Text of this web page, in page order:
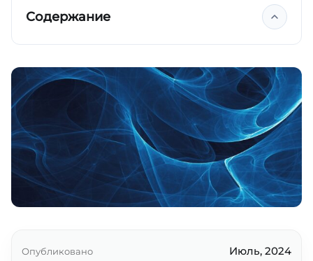
Содержание
Опубликовано Июль, 2024